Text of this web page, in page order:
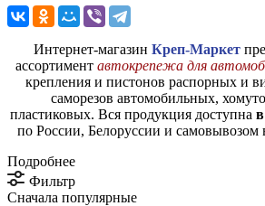
Интернет-магазин Креп-Маркет
ассортимент автокрепежа для
крепления и пистонов распорных и
саморезов автомобильных,
пластиковых. Вся продукция доступна
по России, Белоруссии и самовывозом
Подробнее
Фильтр
Сначала популярные